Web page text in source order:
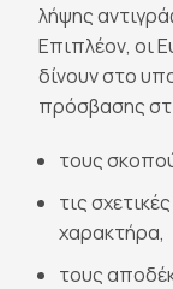
λήψης
Επιπλέον, οι
δίνουν στο
πρόσβασης
τους
τις
χαρακτήρα,
τους